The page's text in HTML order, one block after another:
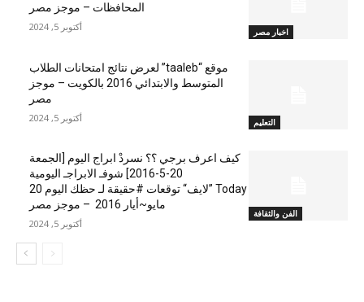
اخبار مصر
المحافظات – موجز مصر
أكتوبر 5, 2024
التعليم
موقع “taaleb” لعرض نتائج امتحانات الطلاب
المتوسط والابتدائي 2016 بالكويت – موجز
مصر
أكتوبر 5, 2024
الفن والثقافة
كيف اعرف برجي ؟؟ نسردْ ابراج اليوم [الجمعة
20-5-2016] شوفـ الابراجـ اليومية
Today ”لايف“ توقعات #حقيقة لـ حظك اليوم 20
مايو~أيار 2016 – موجز مصر
أكتوبر 5, 2024